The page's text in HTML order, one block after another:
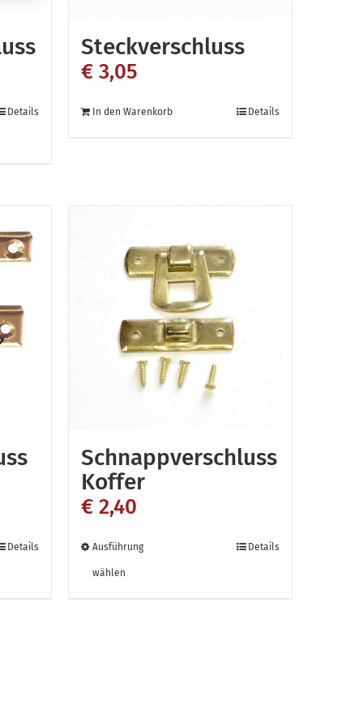
Details
Steckverschluss
€3,05
In den Warenkorb Details
Details
Schnappverschluss
Koffer
€2,40
Ausführung
wählen
Details